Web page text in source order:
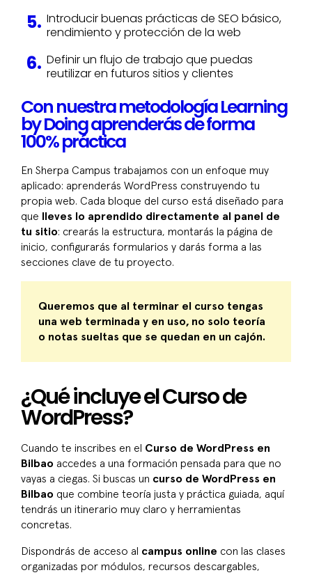
Introducir buenas prácticas de SEO básico,
rendimiento y protección de la web
Definir un flujo de trabajo que puedas
reutilizar en futuros sitios y clientes
Con nuestra metodología Learning
by Doing aprenderás de forma
100% práctica
En Sherpa Campus trabajamos con un enfoque muy
aplicado: aprenderás WordPress construyendo tu
propia web. Cada bloque del curso está diseñado para
que
lleves lo aprendido directamente al panel de
tu sitio: crearás la estructura, montarás la página de
inicio, configurarás formularios y darás forma a las
secciones clave de tu proyecto.
Queremos que al terminar el curso tengas
una web terminada y en uso, no solo teoría
o notas sueltas que se quedan en un cajón.
¿Qué incluye el Curso de
WordPress?
Cuando te inscribes en el Curso de WordPress en
Bilbao accedes a una formación pensada para que no
vayas a ciegas. Si buscas un curso de WordPress en
Bilbao que combine teoría justa y práctica guiada, aquí
tendrás un itinerario muy claro y herramientas
concretas.
Dispondrás de acceso al campus online con las clases
organizadas por módulos, recursos descargables,